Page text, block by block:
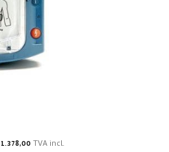
1.378,00 TVA incl.